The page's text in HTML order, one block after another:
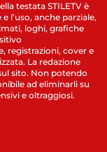
testata STILETV è
l’uso, anche parziale,
loghi, grafiche
registrazioni, cover e
La redazione
sito. Non potendo
ad eliminarli su
e oltraggiosi.